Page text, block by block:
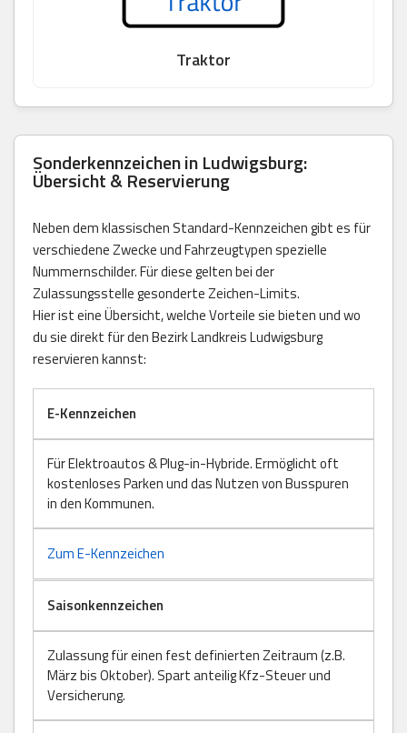
Traktor
Sonderkennzeichen in Ludwigsburg:
Übersicht & Reservierung
Neben dem klassischen Standard-Kennzeichen gibt es für
verschiedene Zwecke und Fahrzeugtypen spezielle
Nummernschilder. Für diese gelten bei der
Zulassungsstelle gesonderte Zeichen-Limits.
Hier ist eine Übersicht, welche Vorteile sie bieten und wo
du sie direkt für den Bezirk Landkreis Ludwigsburg
reservieren kannst:
E-Kennzeichen
Für Elektroautos & Plug-in-Hybride. Ermöglicht oft
kostenloses Parken und das Nutzen von Busspuren
in den Kommunen.
Zum E-Kennzeichen
Saisonkennzeichen
Zulassung für einen fest definierten Zeitraum (z.B.
März bis Oktober). Spart anteilig Kfz-Steuer und
Versicherung.